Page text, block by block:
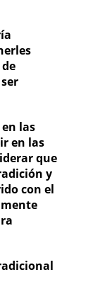
las
en las
que
y
con el